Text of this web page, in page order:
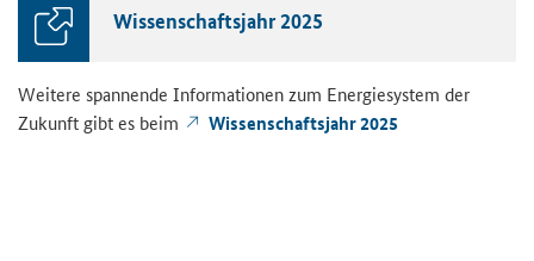
Wissenschaftsjahr 2025
Weitere spannende Informationen zum Energiesystem der
Zukunft gibt es beim
Wissenschaftsjahr 2025